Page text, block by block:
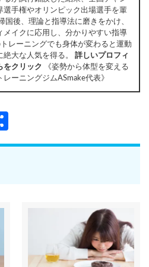
選手権やオリンピック出場選手を輩
国後、理論と指導法に磨きをかけ、
メイクに応用し、分かりやすい指導
レーニングでも身体が変わると運動
絶大な人気を得る。 詳しいプロフィ
をクリック 《姿勢から体型を変える
レーニングジムASmake代表》
有